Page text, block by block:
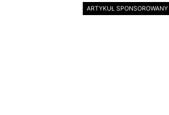
ARTYKUŁ SPONSOROWANY